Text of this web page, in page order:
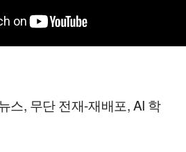
스, 무단 전재-재배포, AI 학